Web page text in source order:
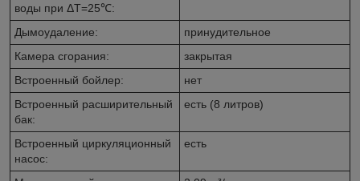
воды при ΔТ=25℃:
Дымоудаление:
принудительное
Камера сгорания:
закрытая
Встроенный бойлер:
нет
Встроенный расширительный
бак:
есть (8 литров)
Встроенный циркуляционный
насос:
есть